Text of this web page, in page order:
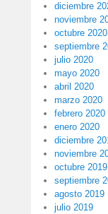
diciembre
noviembre
octubre 2020
septiembre
julio 2020
mayo 2020
abril 2020
marzo 2020
febrero 2020
enero 2020
diciembre
noviembre
octubre 2019
septiembre
agosto 2019
julio 2019